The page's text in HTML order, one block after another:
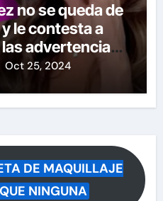
no se queda de
le contesta a
advertencias
Oct 25, 2024
DE MAQUILLAJE
NINGUNA